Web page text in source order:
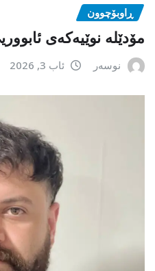
ڕاوبۆچوون
مۆدێلە نوێیەکەى
نوسەر ئاب 3, 2026